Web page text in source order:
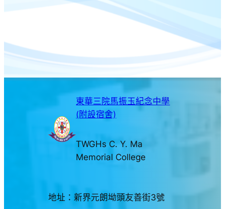
東華三院馬振玉紀念中學
(附設宿舍)
TWGHs C. Y. Ma
Memorial College
地址：新界元朗坳頭友善街3號